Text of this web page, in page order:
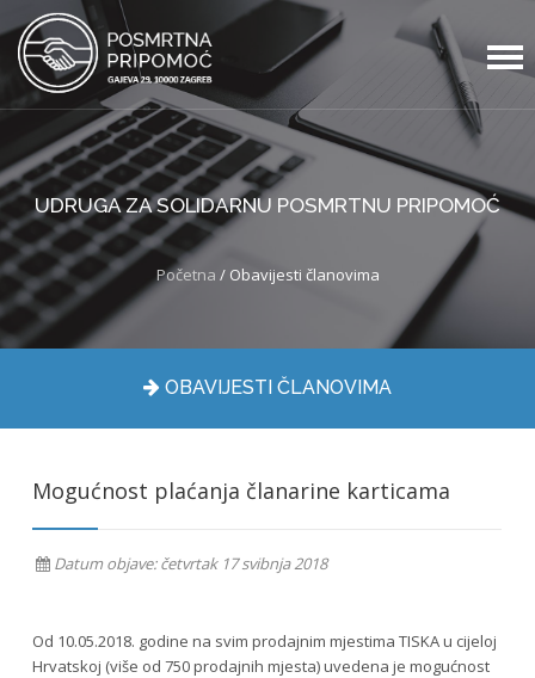
UDRUGA ZA SOLIDARNU POSMRTNU PRIPOMOĆ
Početna / Obavijesti članovima
OBAVIJESTI ČLANOVIMA
Mogućnost plaćanja članarine karticama
Datum objave: četvrtak 17 svibnja 2018
Od 10.05.2018. godine na svim prodajnim mjestima TISKA u cijeloj
Hrvatskoj (više od 750 prodajnih mjesta) uvedena je mogućnost